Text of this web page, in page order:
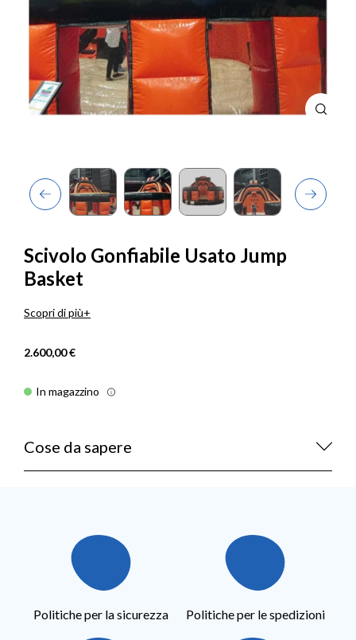
Previous Next
Scivolo Gonfiabile Usato Jump
Basket
Scopri di più
2.600,00 €
In magazzino
Cose da sapere
Politiche per la sicurezza Politiche per le spedizioni